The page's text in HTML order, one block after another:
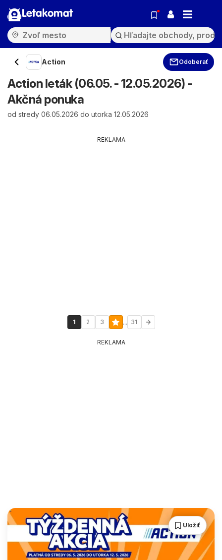
Letakomat
Action Odoberať
Action leták (06.05. - 12.05.2026) -
Akčná ponuka
od stredy 06.05.2026 do utorka 12.05.2026
REKLAMA
1 2 3 ... 31
REKLAMA
Uložiť